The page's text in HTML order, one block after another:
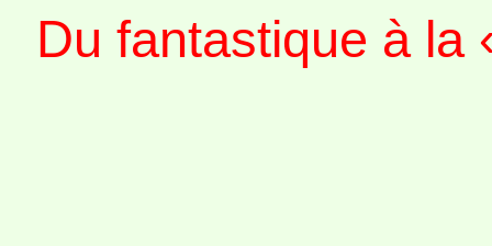
Du fantastique à la